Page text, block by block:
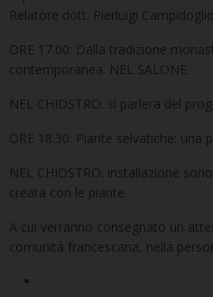
Relatore dott. Pierluigi
ORE 17.00: Dalla tradizione
contemporanea. NEL SALONE.
NEL CHIOSTRO: si parlera del
ORE 18.30: Piante selvatiche: una
NEL CHIOSTRO: installazione
creata con le piante.
A cui verranno consegnato un
comunità francescana, nella